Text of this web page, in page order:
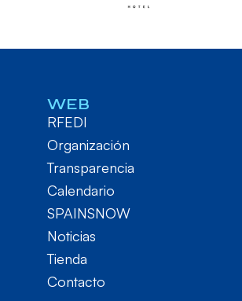
WEB
RFEDI
Organización
Transparencia
Calendario
SPAINSNOW
Noticias
Tienda
Contacto